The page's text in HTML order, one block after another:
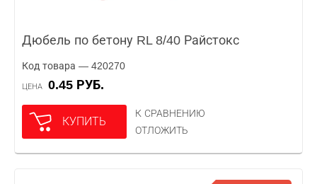
Дюбель по бетону RL 8/40 Райстокс
Код товара — 420270
ЦЕНА 0.45 РУБ.
КУПИТЬ
К СРАВНЕНИЮ
ОТЛОЖИТЬ